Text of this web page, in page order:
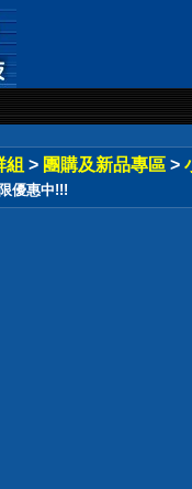
組 > 團購及新品專區 >
優惠中!!!